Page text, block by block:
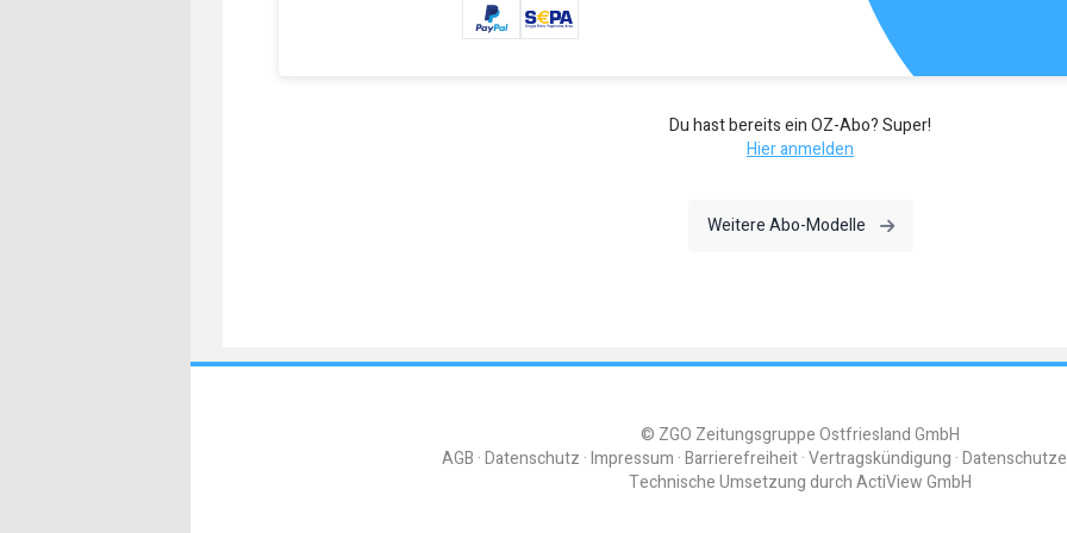
Du hast bereits ein OZ-Abo? Super!
Hier anmelden
Weitere Abo-Modelle
© ZGO Zeitungsgruppe Ostfriesland GmbH
AGB Datenschutz Impressum Barrierefreiheit Vertragskündigung
Technische Umsetzung durchActiView GmbH